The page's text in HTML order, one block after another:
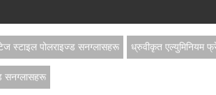
स्टाइल पोलराइज्ड सनग्लासहरू ध्रुवीकृत एल्युमिनियम
सनग्लासहरू